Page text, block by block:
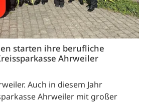
starten ihre berufliche
Ahrweiler
Auch in diesem Jahr
Ahrweiler mit großer